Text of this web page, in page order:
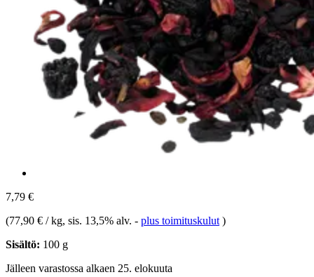
7,79 €
(77,90 € / kg, sis. 13,5% alv. - plus toimituskulut )
Sisältö: 100 g
Jälleen varastossa alkaen 25. elokuuta